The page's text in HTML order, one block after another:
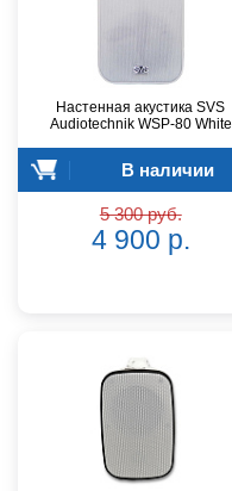
Настенная акустика SVS
Audiotechnik WSP-80 White
В наличии
5 300 руб.
4 900 р.